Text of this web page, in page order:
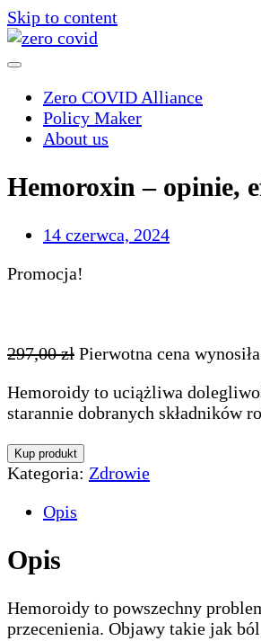
Skip to content
Zero COVID Alliance
Policy Maker
About us
Hemoroxin – opinie,
14 czerwca, 2024
Promocja!
297,00zł Pierwotna cena
Hemoroidy to uciążliwa
starannie dobranych składników
Kup produkt
Kategoria: Zdrowie
Opis
Opis
Hemoroidy to powszechny
przecenienia. Objawy takie jak